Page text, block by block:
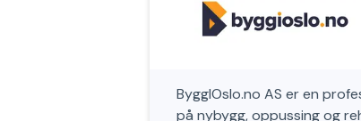
ByggIOslo.no AS er en
på nybygg, oppussing og